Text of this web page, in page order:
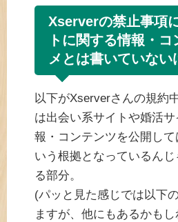
Xserverの禁止事項
トに関する情報・
メとは書いていな
以下がXserverさんの規約
は出会い系サイトや婚活
報・コンテンツを公開し
いう根拠となっているん
る部分。
(パッと見た感じでは以下
ますが、他にもあるかも